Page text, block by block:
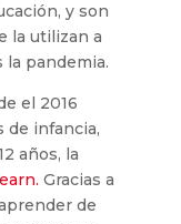
y son
la utilizan a
la pandemia.
el 2016
de infancia,
años, la
Gracias a
de